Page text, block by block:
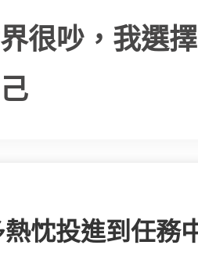
很吵，我選
忱投進到任務